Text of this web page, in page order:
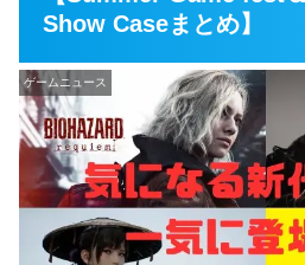
Show Caseまとめ】
ゲームニュース